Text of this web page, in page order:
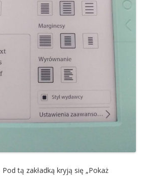
Pod tą zakładką kryją się „Pokaż